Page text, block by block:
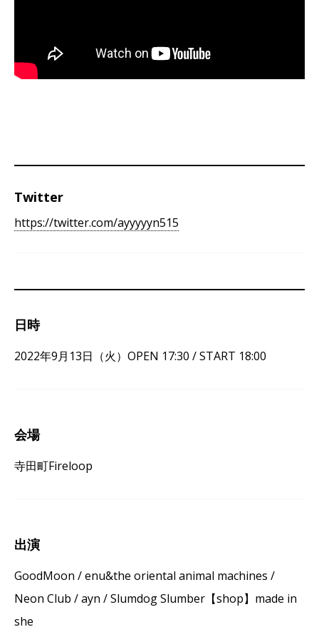
Twitter
https://twitter.com/ayyyyyn515
日時
2022年9月13日（火）OPEN 17:30 / START 18:00
会場
寺田町Fireloop
出演
GoodMoon / enu&the oriental animal machines /
Neon Club / ayn / Slumdog Slumber【shop】made in
she